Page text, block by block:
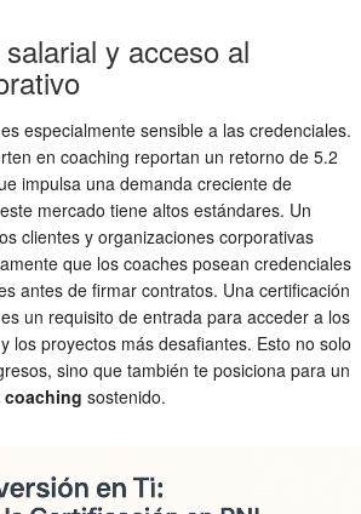
y acceso al
especialmente sensible a las credenciales.
en coaching reportan un retorno de 5.2
impulsa una demanda creciente de
mercado tiene altos estándares. Un
clientes y organizaciones corporativas
que los coaches posean credenciales
antes de firmar contratos. Una certificación
un requisito de entrada para acceder a los
los proyectos más desafiantes. Esto no solo
sino que también te posiciona para un
sostenido.